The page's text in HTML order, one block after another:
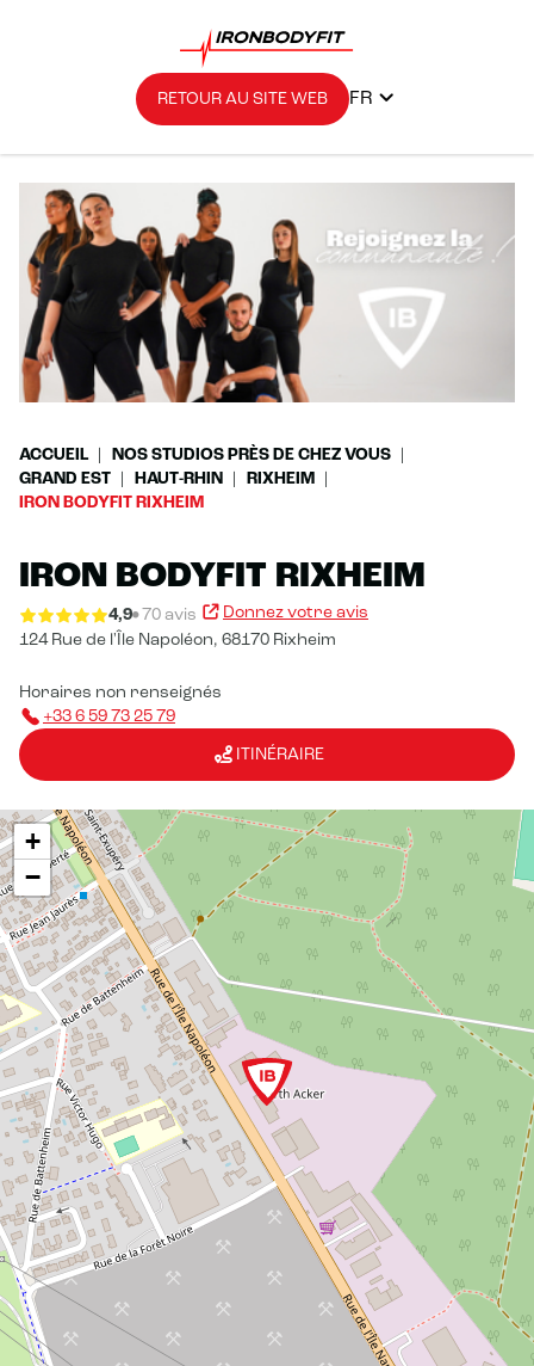
RETOUR AU SITE WEB FR
ACCUEIL
NOS STUDIOS PRÈS DE CHEZ VOUS
GRAND EST
HAUT-RHIN
RIXHEIM
IRON BODYFIT RIXHEIM
IRON BODYFIT RIXHEIM
4,9 70 avis
Donnez votre avis
124 Rue de l'Île Napoléon, 68170 Rixheim
Horaires non renseignés
+33 6 59 73 25 79
ITINÉRAIRE
+
−